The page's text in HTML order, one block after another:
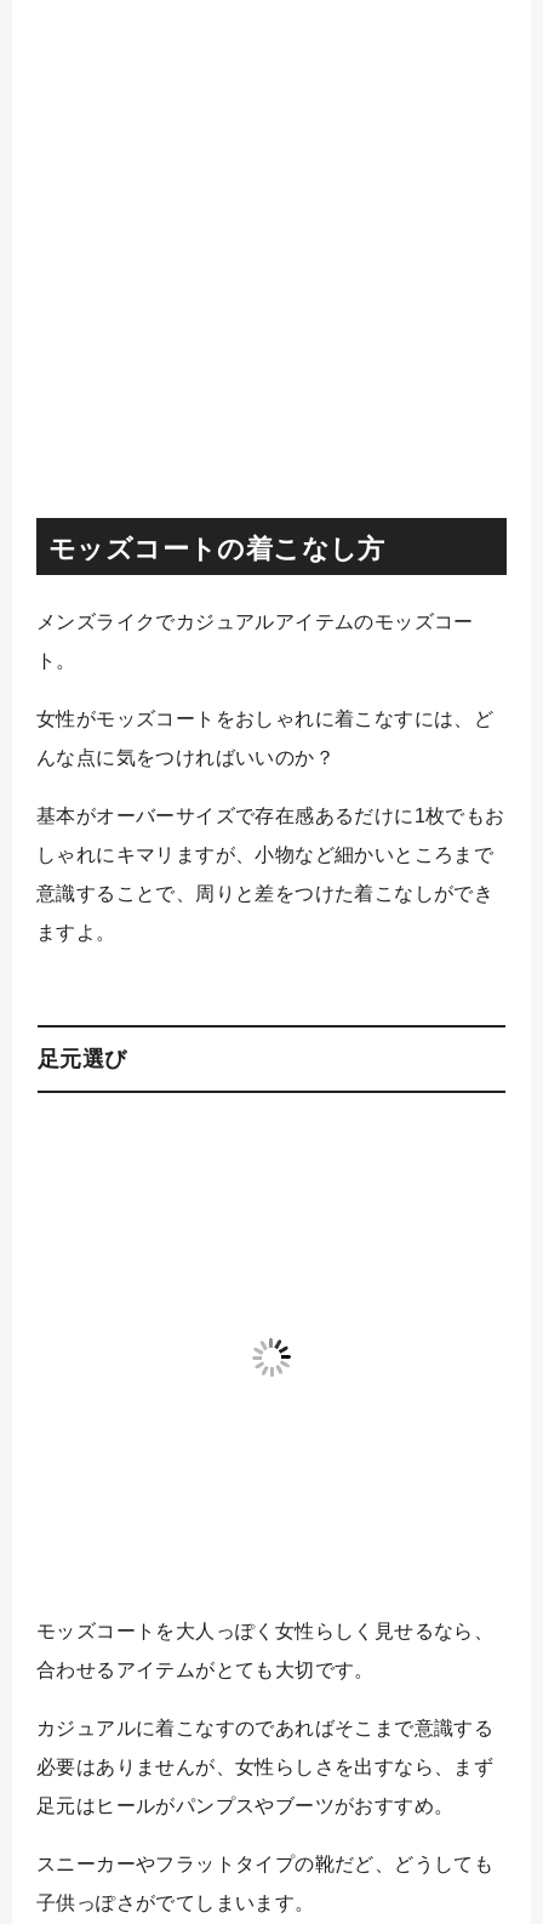
モッズコートの着こなし方
メンズライクでカジュアルアイテムのモッズコー
ト。
女性がモッズコートをおしゃれに着こなすには、ど
んな点に気をつければいいのか？
基本がオーバーサイズで存在感あるだけに1枚でもお
しゃれにキマリますが、小物など細かいところまで
意識することで、周りと差をつけた着こなしができ
ますよ。
足元選び
モッズコートを大人っぽく女性らしく見せるなら、
合わせるアイテムがとても大切です。
カジュアルに着こなすのであればそこまで意識する
必要はありませんが、女性らしさを出すなら、まず
足元はヒールがパンプスやブーツがおすすめ。
スニーカーやフラットタイプの靴だど、どうしても
子供っぽさがでてしまいます。